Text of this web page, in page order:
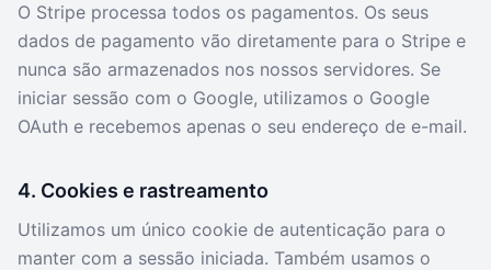
O Stripe processa todos os pagamentos. Os seus
dados de pagamento vão diretamente para o Stripe e
nunca são armazenados nos nossos servidores. Se
iniciar sessão com o Google, utilizamos o Google
OAuth e recebemos apenas o seu endereço de e-mail.
4. Cookies e rastreamento
Utilizamos um único cookie de autenticação para o
manter com a sessão iniciada. Também usamos o